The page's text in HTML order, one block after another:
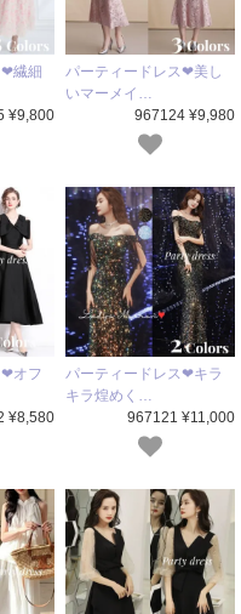
❤繊細
¥9,800
パーティードレス❤美し
いマーメイ…
967124 ¥9,980
❤オフ
¥8,580
パーティードレス❤キラ
キラ煌めく…
967121 ¥11,000